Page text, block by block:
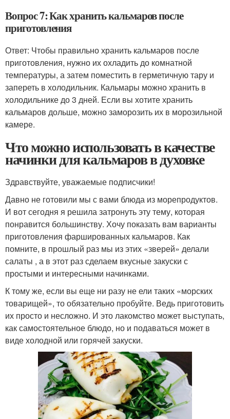
Вопрос 7: Как хранить кальмаров после
приготовления
Ответ: Чтобы правильно хранить кальмаров после
приготовления, нужно их охладить до комнатной
температуры, а затем поместить в герметичную тару и
запереть в холодильник. Кальмары можно хранить в
холодильнике до 3 дней. Если вы хотите хранить
кальмаров дольше, можно заморозить их в морозильной
камере.
Что можно использовать в качестве
начинки для кальмаров в духовке
Здравствуйте, уважаемые подписчики!
Давно не готовили мы с вами блюда из морепродуктов.
И вот сегодня я решила затронуть эту тему, которая
понравится большинству. Хочу показать вам варианты
приготовления фаршированных кальмаров. Как
помните, в прошлый раз мы из этих «зверей» делали
салаты , а в этот раз сделаем вкусные закуски с
простыми и интересными начинками.
К тому же, если вы еще ни разу не ели таких «морских
товарищей», то обязательно пробуйте. Ведь приготовить
их просто и несложно. И это лакомство может выступать,
как самостоятельное блюдо, но и подаваться может в
виде холодной или горячей закуски.